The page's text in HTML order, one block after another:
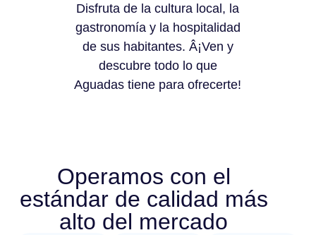
Disfruta de la cultura local, la
gastronomía y la hospitalidad
de sus habitantes. Â¡Ven y
descubre todo lo que
Aguadas tiene para ofrecerte!
Operamos con el
estándar de calidad más
alto del mercado